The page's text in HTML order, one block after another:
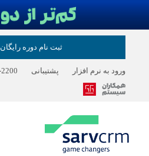
ثبت نام دوره رایگان 30 روزه
ورود به نرم افزار پشتیبانی 2200-8338-021